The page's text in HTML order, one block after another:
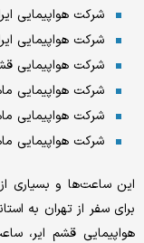
شرکت هواپیمایی
شرکت هواپیمایی
شرکت هواپیمایی
شرکت هواپیمایی
شرکت هواپیمایی
شرکت هواپیمایی
این ساعت‌ها و بسیاری
برای سفر از تهران به